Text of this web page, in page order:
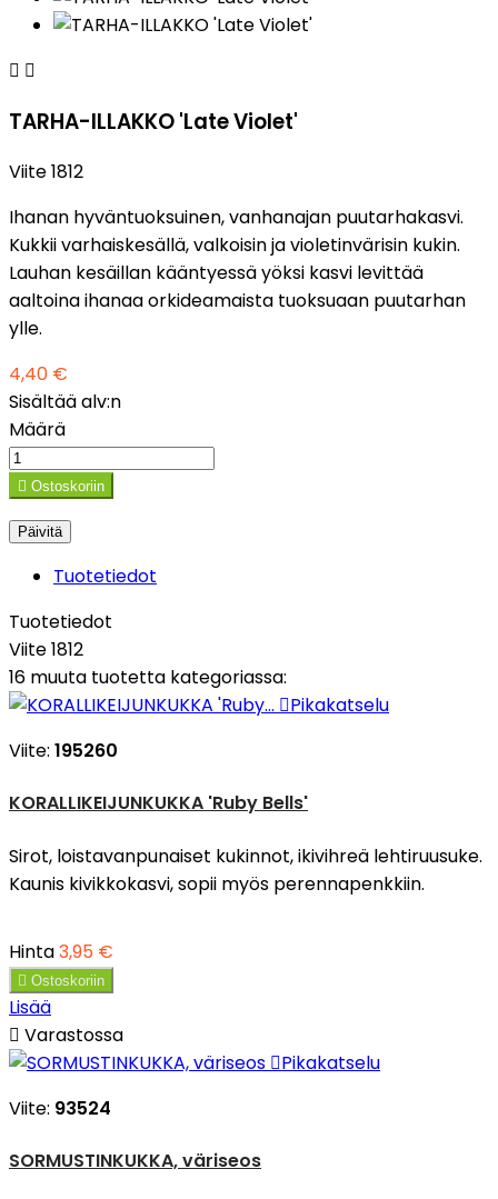
 
TARHA-ILLAKKO 'Late Violet'
Viite1812
Ihanan hyväntuoksuinen, vanhanajan puutarhakasvi.
Kukkii varhaiskesällä, valkoisin ja violetinvärisin kukin.
Lauhan kesäillan kääntyessä yöksi kasvi levittää
aaltoina ihanaa orkideamaista tuoksuaan puutarhan
ylle.
4,40 €
Sisältää alv:n
Määrä
 Ostoskoriin
Tuotetiedot
Tuotetiedot
Viite1812
16 muuta tuotetta kategoriassa:
Pikakatselu
Viite: 195260
KORALLIKEIJUNKUKKA 'Ruby Bells'
Sirot, loistavanpunaiset kukinnot, ikivihreä lehtiruusuke.
Kaunis kivikkokasvi, sopii myös perennapenkkiin.
Hinta3,95 €
 Ostoskoriin
Lisää
 Varastossa
Pikakatselu
Viite: 93524
SORMUSTINKUKKA, väriseos